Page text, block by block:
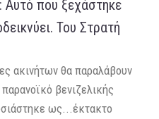
που ξεχάστηκε
Του Στρατή
ακινήτων θα παραλάβουν
βενιζελικής
ως...έκτακτο